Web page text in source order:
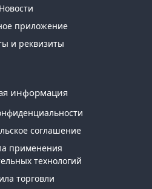
Новости
приложение
и реквизиты
информация
соглашение
применения
технологий
торговли